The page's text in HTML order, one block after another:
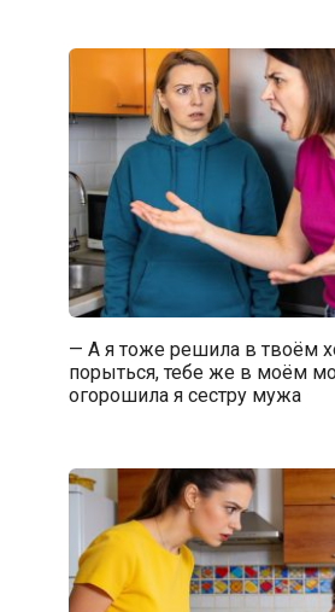
— А я тоже решила в твоём
порыться, тебе же в моём
огорошила я сестру мужа